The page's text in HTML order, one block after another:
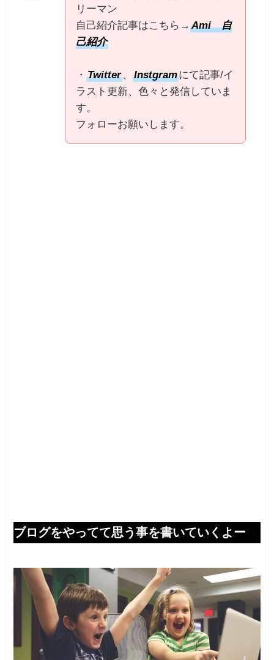
リーマン
自己紹介記事はこちら→Ami 自
己紹介
・Twitter、Instgramにて記事/イ
ラスト更新、色々と発信していま
す。
フォローお願いします。
ブログをやってて思う事を書いていくよー